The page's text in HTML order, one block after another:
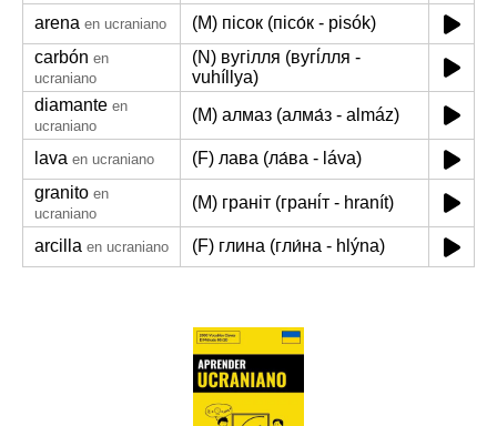
arena en ucraniano
(M) пісок (пісо́к - pisók)
carbón en
ucraniano
(N) вугілля (вугі́лля -
vuhíllya)
diamante en
ucraniano
(M) алмаз (алма́з - almáz)
lava en ucraniano
(F) лава (ла́ва - láva)
granito en
ucraniano
(M) граніт (грані́т - hranít)
arcilla en ucraniano (F) глина (гли́на - hlýna)